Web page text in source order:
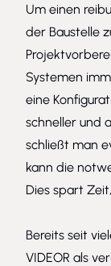
Um einen
der Baustelle
Systemen
eine
schneller und
schließt man
kann die
Dies spart
Bereits seit
VIDEOR als